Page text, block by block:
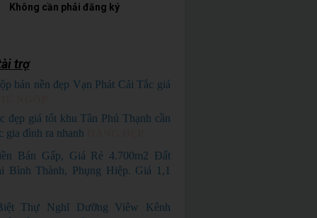
Không cần phải đăng ký
trợ
bán nền đẹp Vạn Phát Cái Tắc giá
đẹp giá tốt khu Tân Phú Thạnh cần
gia đình ra nhanh
Bán Gấp, Giá Rẻ 4.700m2 Đất
Bình Thành, Phụng Hiệp. Giá 1,1
Thự Nghĩ Dưỡng Viêw Kênh